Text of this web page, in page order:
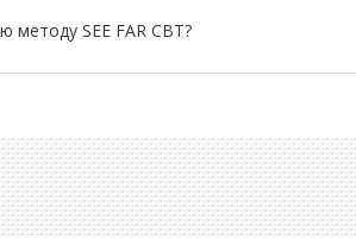
методу SEE FAR CBT?